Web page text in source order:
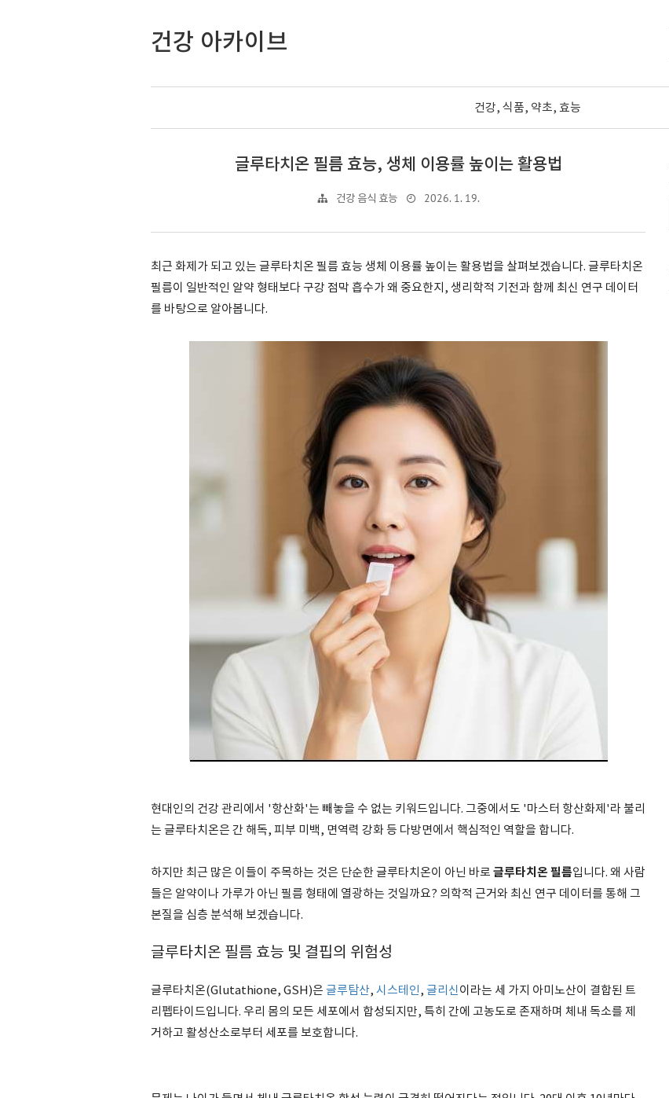
건강 아카이브
건강, 식품, 약초, 효능
글루타치온 필름 효능, 생체 이용률 높이는 활용법
건강 음식 효능 2026. 1. 19.
최근 화제가 되고 있는 글루타치온 필름 효능 생체 이용률 높이는 활용법을 살펴보겠습니다. 글루타치온
필름이 일반적인 알약 형태보다 구강 점막 흡수가 왜 중요한지, 생리학적 기전과 함께 최신 연구 데이터
를 바탕으로 알아봅니다.
현대인의 건강 관리에서 '항산화'는 빼놓을 수 없는 키워드입니다. 그중에서도 '마스터 항산화제'라 불리
는 글루타치온은 간 해독, 피부 미백, 면역력 강화 등 다방면에서 핵심적인 역할을 합니다.
하지만 최근 많은 이들이 주목하는 것은 단순한 글루타치온이 아닌 바로 글루타치온 필름입니다. 왜 사람
들은 알약이나 가루가 아닌 필름 형태에 열광하는 것일까요? 의학적 근거와 최신 연구 데이터를 통해 그
본질을 심층 분석해 보겠습니다.
글루타치온 필름 효능 및 결핍의 위험성
글루타치온(Glutathione, GSH)은 글루탐산, 시스테인, 글리신이라는 세 가지 아미노산이 결합된 트
리펩타이드입니다. 우리 몸의 모든 세포에서 합성되지만, 특히 간에 고농도로 존재하며 체내 독소를 제
거하고 활성산소로부터 세포를 보호합니다.